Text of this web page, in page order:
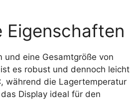
Eigenschaften
eine Gesamtgröße von
es robust und dennoch leicht
während die Lagertemperatur
Display ideal für den